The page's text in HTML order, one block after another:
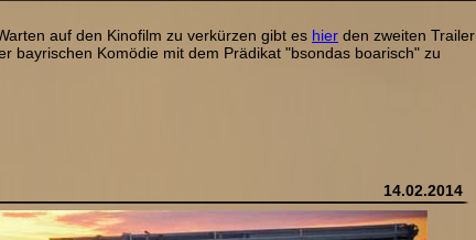
auf den Kinofilm zu verkürzen gibt es hier den zweiten Trailer
bayrischen Komödie mit dem Prädikat "bsondas boarisch" zu
14.02.2014